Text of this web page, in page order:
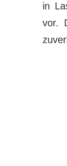
in
vor.